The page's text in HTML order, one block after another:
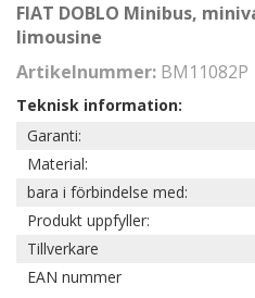
FIAT DOBLO Minibus,
limousine
Artikelnummer: BM11082P
Teknisk information:
Garanti:
Material:
bara i förbindelse med:
Produkt uppfyller:
Tillverkare
EAN nummer